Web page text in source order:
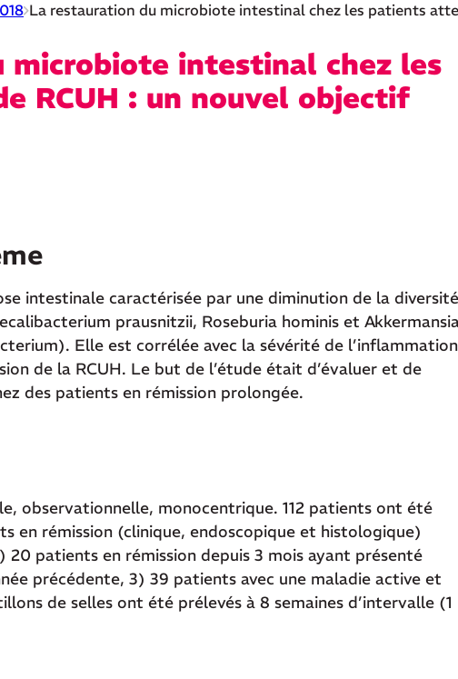
La restauration du microbiote intestinal chez les patients
microbiote intestinal chez les
RCUH : un nouvel objectif
intestinale caractérisée par une diminution de la
prausnitzii, Roseburia hominis et
Elle est corrélée avec la sévérité de
de la RCUH. Le but de l’étude était d’évaluer et de
des patients en rémission prolongée.
observationnelle, monocentrique. 112 patients ont été
en rémission (clinique, endoscopique et histologique)
20 patients en rémission depuis 3 mois ayant présenté
précédente, 3) 39 patients avec une maladie active et
de selles ont été prélevés à 8 semaines d’intervalle (1